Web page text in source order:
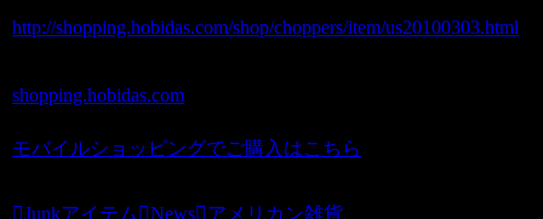
http://shopping.hobidas.com/shop/choppers/item/us20100303.html
shopping.hobidas.com
モバイルショッピングでご購入はこちら
Junkアイテム News
アメリカン雑貨